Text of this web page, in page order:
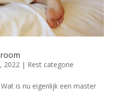
2022| Rest categorie
is nu eigenlijk een master